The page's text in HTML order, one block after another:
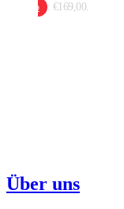
ist: €169,00.
Über uns